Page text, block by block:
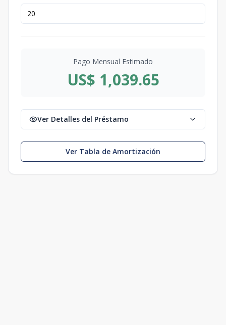
Pago Mensual Estimado
US$ 1,039.65
Ver Detalles del Préstamo
Ver Tabla de Amortización